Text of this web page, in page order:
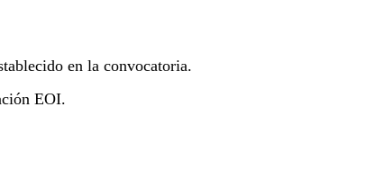
en la convocatoria.
EOI.